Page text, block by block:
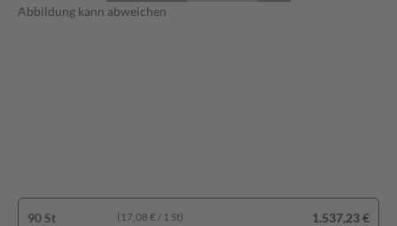
Abbildung kann abweichen
90 St (17,08 € / 1 St) 1.537,23 €